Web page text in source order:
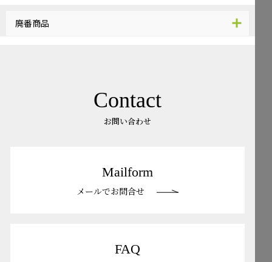
廃番商品
Contact
お問い合わせ
Mailform
メールでお問合せ
FAQ